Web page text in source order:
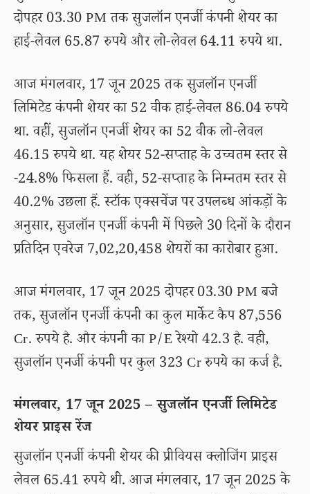
दोपहर 03.30 PM तक सुजलॉन एनर्जी कंपनी शेयर का
हाई-लेवल 65.87 रुपये और लो-लेवल 64.11 रुपये था.
आज मंगलवार, 17 जून 2025 तक सुजलॉन एनर्जी
लिमिटेड कंपनी शेयर का 52 वीक हाई-लेवल 86.04 रुपये
था. वहीं, सुजलॉन एनर्जी शेयर का 52 वीक लो-लेवल
46.15 रुपये था. यह शेयर 52-सप्ताह के उच्चतम स्तर से
-24.8% फिसला हैं. वही, 52-सप्ताह के निम्नतम स्तर से
40.2% उछला हैं. स्टॉक एक्सचेंज पर उपलब्ध आंकड़ों के
अनुसार, सुजलॉन एनर्जी कंपनी में पिछले 30 दिनों के दौरान
प्रतिदिन एवरेज 7,02,20,458 शेयरों का कारोबार हुआ.
आज मंगलवार, 17 जून 2025 दोपहर 03.30 PM बजे
तक, सुजलॉन एनर्जी कंपनी का कुल मार्केट कैप 87,556
Cr. रुपये है. और कंपनी का P/E रेश्यो 42.3 है. वही,
सुजलॉन एनर्जी कंपनी पर कुल 323 Cr रुपये का कर्ज है.
मंगलवार, 17 जून 2025 – सुजलॉन एनर्जी लिमिटेड
शेयर प्राइस रेंज
सुजलॉन एनर्जी कंपनी शेयर की प्रीवियस क्लोजिंग प्राइस
लेवल 65.41 रुपये थी. आज मंगलवार, 17 जून 2025 के